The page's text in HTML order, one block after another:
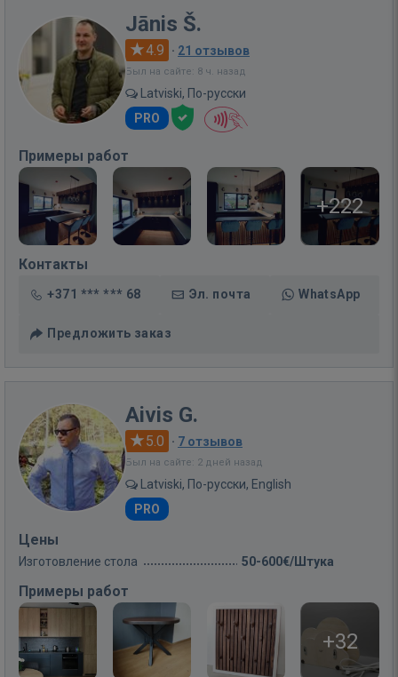
Jānis Š.
4.9 · 21 отзывов
Был на сайте: 8 ч. назад
Latviski, По-русски
PRO
Примеры работ
+222
Контакты
+371 *** *** 68 Эл. почта WhatsApp
Предложить заказ
Aivis G.
5.0 · 7 отзывов
Был на сайте: 2 дней назад
Latviski, По-русски, English
PRO
Цены
Изготовление стола 50-600€/Штука
Примеры работ
+32